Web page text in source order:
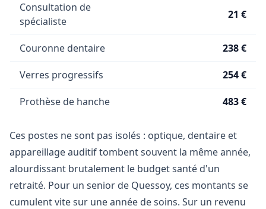
Consultation de
spécialiste
21 €
Couronne dentaire 238 €
Verres progressifs 254 €
Prothèse de hanche 483 €
Ces postes ne sont pas isolés : optique, dentaire et
appareillage auditif tombent souvent la même année,
alourdissant brutalement le budget santé d'un
retraité. Pour un senior de Quessoy, ces montants se
cumulent vite sur une année de soins. Sur un revenu